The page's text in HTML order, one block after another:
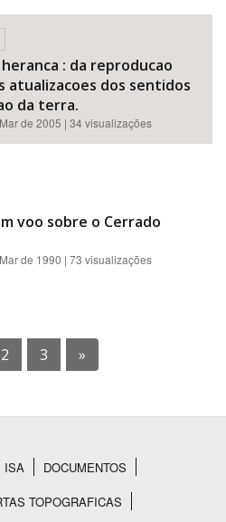
: da reproducao
atualizacoes dos sentidos
da terra.
de 2005 | 34 visualizações
voo sobre o Cerrado
de 1990 | 73 visualizações
2 3 »
ISA
DOCUMENTOS
TOPOGRAFICAS